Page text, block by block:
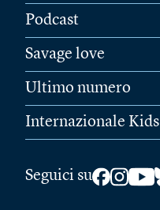
Podcast
Savage love
Ultimo numero
Internazionale Kids
Seguici su